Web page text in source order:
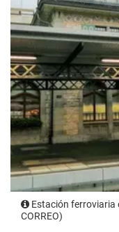
Estación ferroviaria
CORREO)